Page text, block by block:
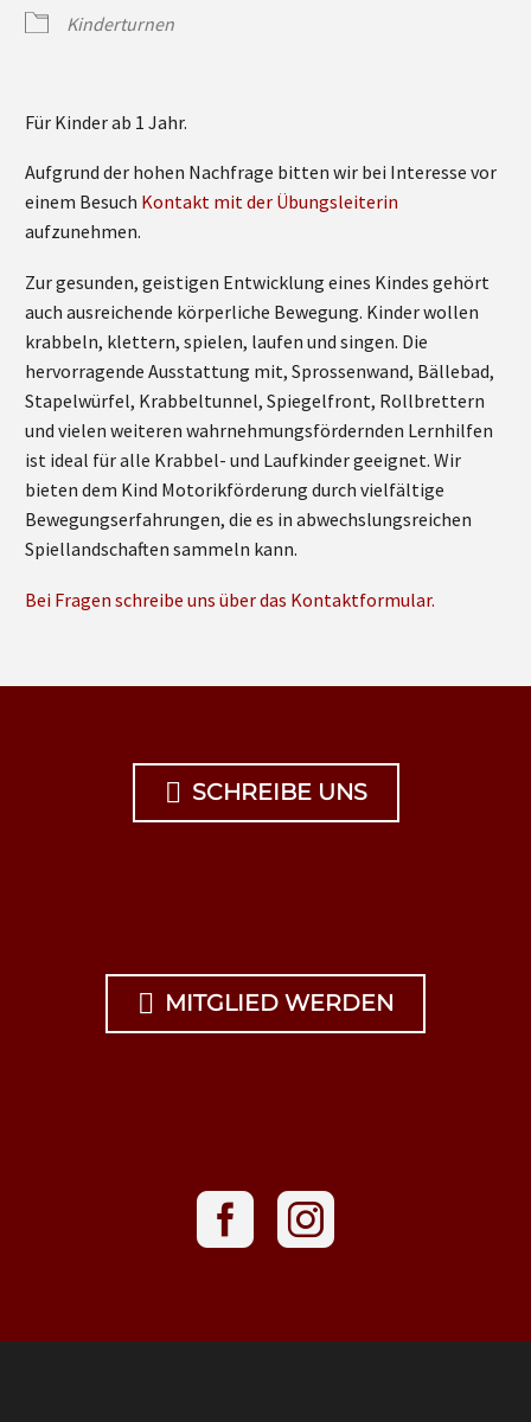
Kinderturnen
Für Kinder ab 1 Jahr.
Aufgrund der hohen Nachfrage bitten wir bei Interesse vor
einem Besuch Kontakt mit der Übungsleiterin
aufzunehmen.
Zur gesunden, geistigen Entwicklung eines Kindes gehört
auch ausreichende körperliche Bewegung. Kinder wollen
krabbeln, klettern, spielen, laufen und singen. Die
hervorragende Ausstattung mit, Sprossenwand, Bällebad,
Stapelwürfel, Krabbeltunnel, Spiegelfront, Rollbrettern
und vielen weiteren wahrnehmungsfördernden Lernhilfen
ist ideal für alle Krabbel- und Laufkinder geeignet. Wir
bieten dem Kind Motorikförderung durch vielfältige
Bewegungserfahrungen, die es in abwechslungsreichen
Spiellandschaften sammeln kann.
Bei Fragen schreibe uns über das Kontaktformular.
 SCHREIBE UNS
 MITGLIED WERDEN